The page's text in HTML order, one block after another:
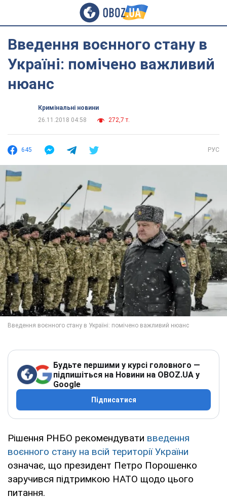
Введення воєнного стану в
Україні: помічено важливий
нюанс
Кримінальні новини
26.11.2018 04:58
272,7 т.
645 РУС
Будьте першими у курсі головного —
підпишіться на Новини на OBOZ.UA у
Google
Підписатися
Рішення РНБО рекомендувати введення
воєнного стану на всій території України
означає, що президент Петро Порошенко
заручився підтримкою НАТО щодо цього
питання.